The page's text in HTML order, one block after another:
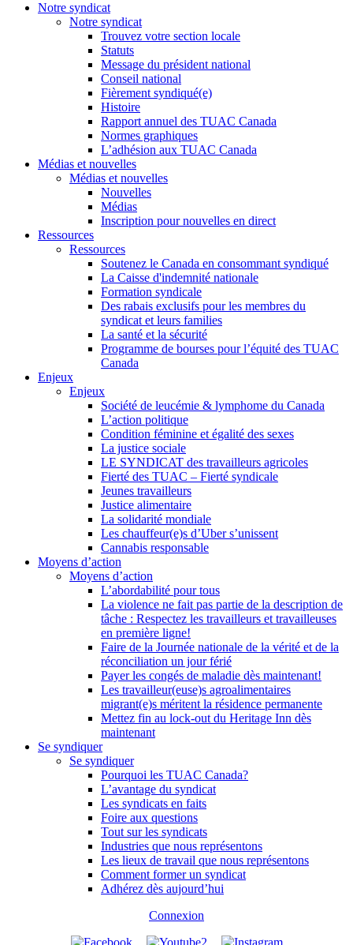
Notre syndicat
Notre syndicat
Trouvez votre section locale
Statuts
Message du président national
Conseil national
Fièrement syndiqué(e)
Histoire
Rapport annuel des TUAC Canada
Normes graphiques
L’adhésion aux TUAC Canada
Médias et nouvelles
Médias et nouvelles
Nouvelles
Médias
Inscription pour nouvelles en direct
Ressources
Ressources
Soutenez le Canada en consommant syndiqué
La Caisse d'indemnité nationale
Formation syndicale
Des rabais exclusifs pour les membres du
syndicat et leurs families
La santé et la sécurité
Programme de bourses pour l’équité des TUAC
Canada
Enjeux
Enjeux
Société de leucémie & lymphome du Canada
L’action politique
Condition féminine et égalité des sexes
La justice sociale
LE SYNDICAT des travailleurs agricoles
Fierté des TUAC – Fierté syndicale
Jeunes travailleurs
Justice alimentaire
La solidarité mondiale
Les chauffeur(e)s d’Uber s’unissent
Cannabis responsable
Moyens d’action
Moyens d’action
L’abordabilité pour tous
La violence ne fait pas partie de la description de
tâche : Respectez les travailleurs et travailleuses
en première ligne!
Faire de la Journée nationale de la vérité et de la
réconciliation un jour férié
Payer les congés de maladie dès maintenant!
Les travailleur(euse)s agroalimentaires
migrant(e)s méritent la résidence permanente
Mettez fin au lock-out du Heritage Inn dès
maintenant
Se syndiquer
Se syndiquer
Pourquoi les TUAC Canada?
L’avantage du syndicat
Les syndicats en faits
Foire aux questions
Tout sur les syndicats
Industries que nous représentons
Les lieux de travail que nous représentons
Comment former un syndicat
Adhérez dès aujourd’hui
Connexion